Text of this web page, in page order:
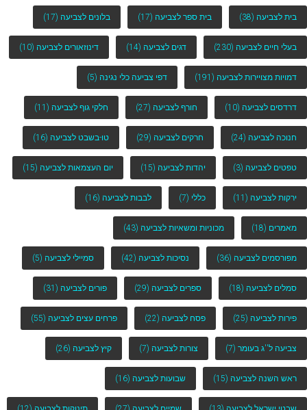
בית לצביעה (38) בית ספר לצביעה (17) בלונים לצביעה (17)
בעלי חיים לצביעה (230) דגים לצביעה (14) דינוזאורים לצביעה (10)
דמויות מצויירות לצביעה (191) דפי צביעה כלי נגינה (5)
דרדסים לצביעה (10) חורף לצביעה (27) חלקי גוף לצביעה (11)
חנוכה לצביעה (24) חרקים לצביעה (29) טו-בשבט לצביעה (16)
טפטים לצביעה (3) יהדות לצביעה (15) יום העצמאות לצביעה (15)
ירקות לצביעה (11) כללי (7) לבבות לצביעה (16)
מאמרים (18) מכוניות ומשאיות לצביעה (43)
מפורסמים לצביעה (36) נסיכות לצביעה (42) סמיילי לצביעה (5)
סמלים לצביעה (18) ספרים לצביעה (29) פורים לצביעה (31)
פירות לצביעה (25) פסח לצביעה (22) פרחים עצים לצביעה (55)
צביעה ל''ג בעומר (7) צורות לצביעה (7) קיץ לצביעה (26)
ראש השנה לצביעה (15) שבועות לצביעה (16)